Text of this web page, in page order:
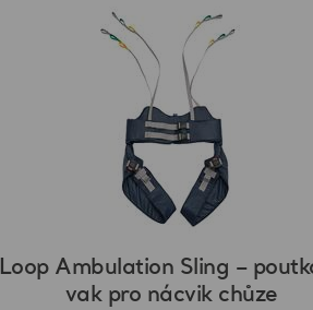
Loop Ambulation Sling –
vak pro nácvik chůze